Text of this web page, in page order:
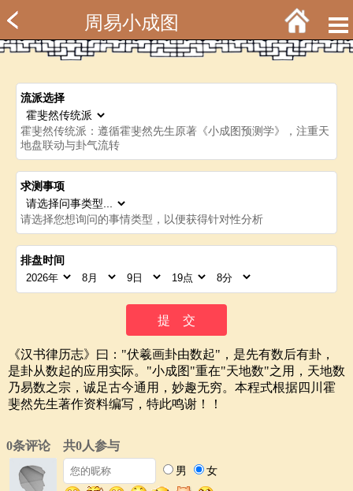
周易小成图
流派选择
霍斐然传统派：遵循霍斐然先生原著《小成图预测学》，注重天
地盘联动与卦气流转
求测事项
请选择您想询问的事情类型，以便获得针对性分析
排盘时间
《汉书律历志》曰："伏羲画卦由数起"，是先有数后有卦，
是卦从数起的应用实际。"小成图"重在"天地数"之用，天地数
乃易数之宗，诚足古今通用，妙趣无穷。本程式根据四川霍
斐然先生著作资料编写，特此鸣谢！！